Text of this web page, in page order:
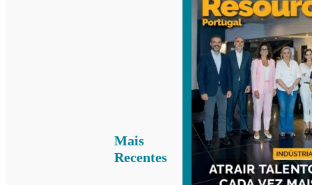
Mais
Recentes